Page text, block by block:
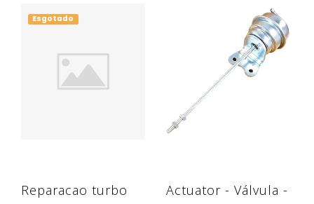
Esgotado
Reparacao turbo
Actuator - Válvula -